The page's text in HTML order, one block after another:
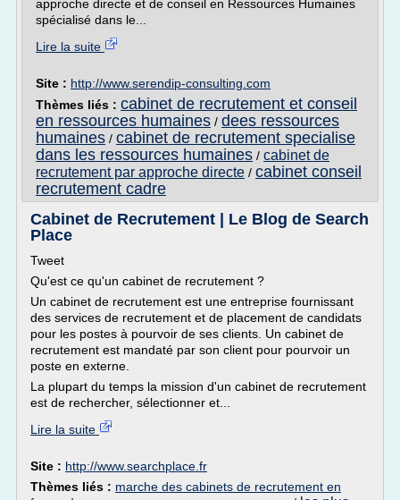
approche directe et de conseil en Ressources Humaines
spécialisé dans le...
Lire la suite
Site : http://www.serendip-consulting.com
Thèmes liés : cabinet de recrutement et conseil
en ressources humaines / dees ressources
humaines / cabinet de recrutement specialise
dans les ressources humaines / cabinet de
recrutement par approche directe / cabinet conseil
recrutement cadre
Cabinet de Recrutement | Le Blog de Search
Place
Tweet
Qu'est ce qu'un cabinet de recrutement ?
Un cabinet de recrutement est une entreprise fournissant
des services de recrutement et de placement de candidats
pour les postes à pourvoir de ses clients. Un cabinet de
recrutement est mandaté par son client pour pourvoir un
poste en externe.
La plupart du temps la mission d'un cabinet de recrutement
est de rechercher, sélectionner et...
Lire la suite
Site : http://www.searchplace.fr
Thèmes liés : marche des cabinets de recrutement en